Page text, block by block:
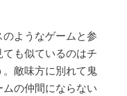
のようなゲームと参
も似ているのはチ
敵味方に別れて鬼
の仲間にならない